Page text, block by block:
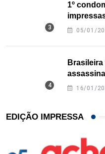
1º
Texas
05/01/
16/01/
EDIÇÃO IMPRESSA